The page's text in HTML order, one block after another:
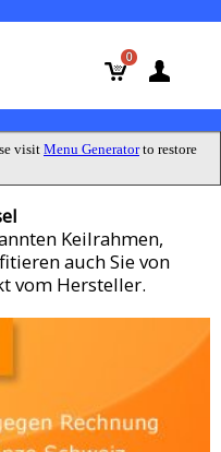
0
visit Menu Generatorto restore
Keilrahmen,
auch Sie von
vom Hersteller.